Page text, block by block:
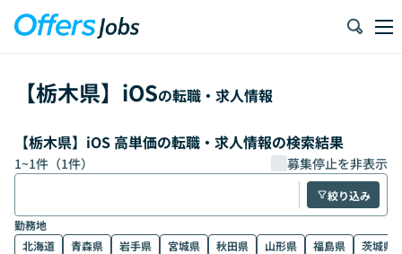
【栃木県】 iOSの転職・求人情報
【栃木県】iOS 高単価の転職・求人情報の検索結果
1~1件（1件） 募集停止を非表示
絞り込み
勤務地
北海道
青森県 岩手県 宮城県 秋田県 山形県 福島県
茨城県